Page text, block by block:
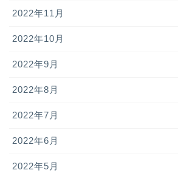
2022年11月
2022年10月
2022年9月
2022年8月
2022年7月
2022年6月
2022年5月